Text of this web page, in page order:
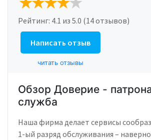
Рейтинг: 4.1 из 5.0 (14 отзывов)
Написать отзыв
читать отзывы
Обзор Доверие -
служба
Наша фирма делает сервисы
1-ый разряд обслуживания –